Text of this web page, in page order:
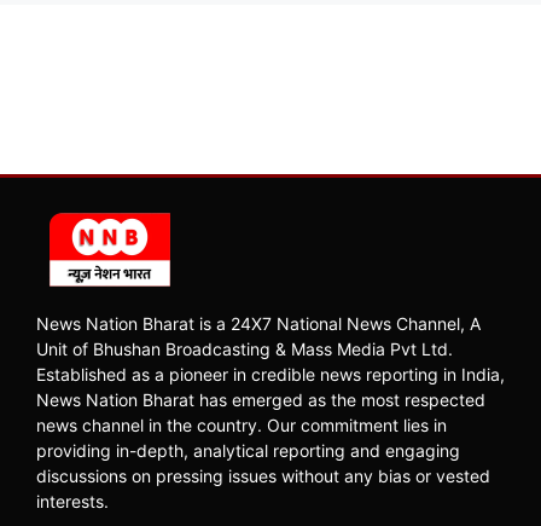
News Nation Bharat is a 24X7 National News Channel, A
Unit of Bhushan Broadcasting & Mass Media Pvt Ltd.
Established as a pioneer in credible news reporting in India,
News Nation Bharat has emerged as the most respected
news channel in the country. Our commitment lies in
providing in-depth, analytical reporting and engaging
discussions on pressing issues without any bias or vested
interests.